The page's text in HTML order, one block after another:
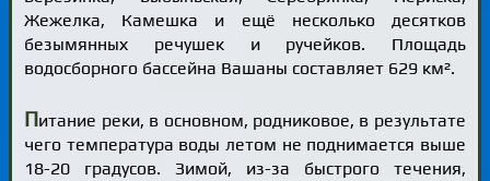
Жежелка, Камешка и ещё несколько десятков
безымянных речушек и ручейков. Площадь
водосборного бассейна Вашаны составляет 629 км².
Питание реки, в основном, родниковое, в результате
чего температура воды летом не поднимается выше
18-20 градусов. Зимой, из-за быстрого течения,